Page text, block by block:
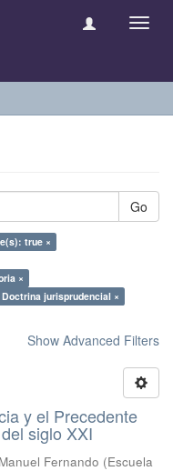
Go
true ×
×
jurisprudencial ×
Show Advanced Filters
y el Precedente
siglo XXI
Fernando (Escuela